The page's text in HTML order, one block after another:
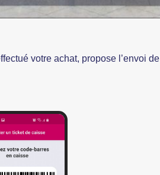
votre achat, propose l’envoi de